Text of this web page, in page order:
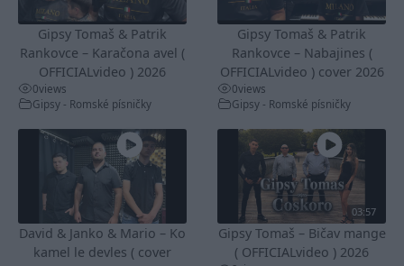
Gipsy Tomaš & Patrik
Rankovce – Karačona avel (
OFFICIALvideo ) 2026
0views
Gipsy - Romské písničky
Gipsy Tomaš & Patrik
Rankovce – Nabajines (
OFFICIALvideo ) cover 2026
0views
Gipsy - Romské písničky
David & Janko & Mario – Ko
kamel le devles ( cover
03:57
Gipsy Tomaš – Bičav mange
( OFFICIALvideo ) 2026